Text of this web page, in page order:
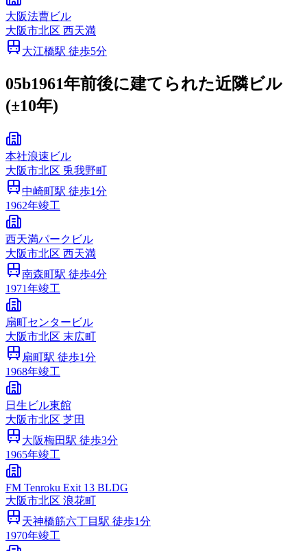
大阪法曹ビル
大阪市北区 西天満
大江橋駅 徒歩5分
05b1961年前後に建てられた近隣ビル
(±10年)
本社浪速ビル
大阪市北区 兎我野町
中崎町駅 徒歩1分
1962年竣工
西天満パークビル
大阪市北区 西天満
南森町駅 徒歩4分
1971年竣工
扇町センタービル
大阪市北区 末広町
扇町駅 徒歩1分
1968年竣工
日生ビル東館
大阪市北区 芝田
大阪梅田駅 徒歩3分
1965年竣工
FM Tenroku Exit 13 BLDG
大阪市北区 浪花町
天神橋筋六丁目 駅 徒歩1分
1970年竣工